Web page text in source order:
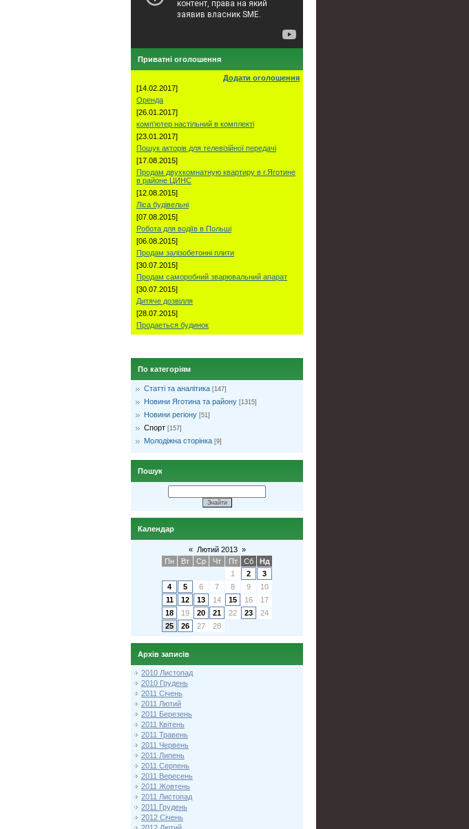
Приватні оголошення
Додати оголошення
[14.02.2017]
Оренда
[26.01.2017]
комп'ютер настільний в комплекті
[23.01.2017]
Пошук акторів для телевізійної передачі
[17.08.2015]
Продам двухкомнатную квартиру в г.Яготине
в районе ЦИНС
[12.08.2015]
Ліса будівельні
[07.08.2015]
Робота для водіїв в Польші
[06.08.2015]
Продам залізобетонні плити
[30.07.2015]
Продам саморобний зварювальний апарат
[30.07.2015]
Дитяче дозвілля
[28.07.2015]
Продаеться будинок
По категоріям
Статті та аналітика [147]
Новини Яготина та району [1315]
Новини регіону [51]
Спорт [157]
Молодіжна сторінка [9]
Пошук
Календар
« Лютий 2013 »
Пн
Вт Ср Чт Пт Сб
Нд
1
2
3
4
5 6 7 8 9
10
11
12 13 14 15 16
17
18
19 20 21 22 23
24
25
26 27 28
Архів записів
2010 Листопад
2010 Грудень
2011 Січень
2011 Лютий
2011 Березень
2011 Квітень
2011 Травень
2011 Червень
2011 Липень
2011 Серпень
2011 Вересень
2011 Жовтень
2011 Листопад
2011 Грудень
2012 Січень